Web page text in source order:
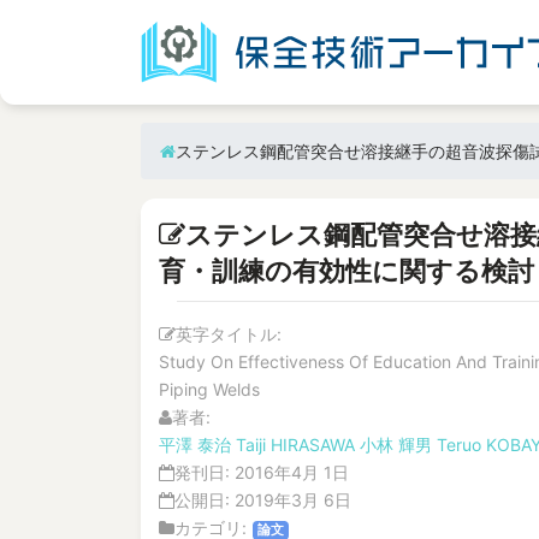
ステンレス鋼配管突合せ溶接継手の超音波探
ステンレス鋼配管突合せ溶
育・訓練の有効性に関する検討
英字タイトル:
Study On Effectiveness Of Education And
Piping Welds
著者:
平澤 泰治 Taiji HIRASAWA 小林 輝男 Teruo
発刊日: 2016年4月 1日
公開日: 2019年3月 6日
カテゴリ:
論文